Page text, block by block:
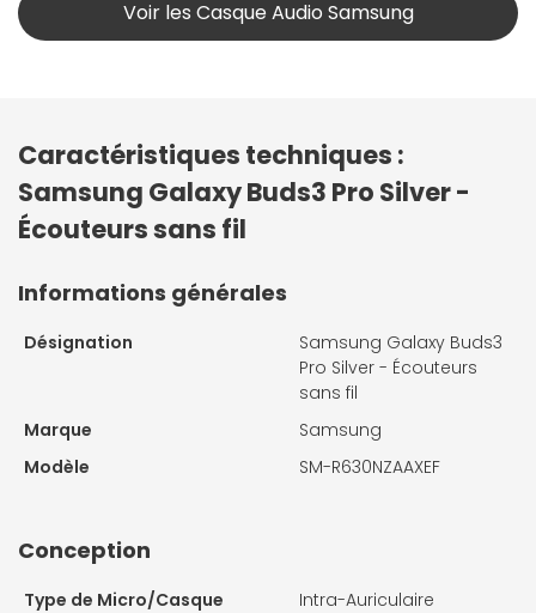
Voir les Casque Audio Samsung
Caractéristiques techniques :
Samsung Galaxy Buds3 Pro Silver -
Écouteurs sans fil
Informations générales
Désignation
Samsung Galaxy Buds3
Pro Silver - Écouteurs
sans fil
Marque
Samsung
Modèle
SM-R630NZAAXEF
Conception
Type de Micro/Casque
Intra-Auriculaire